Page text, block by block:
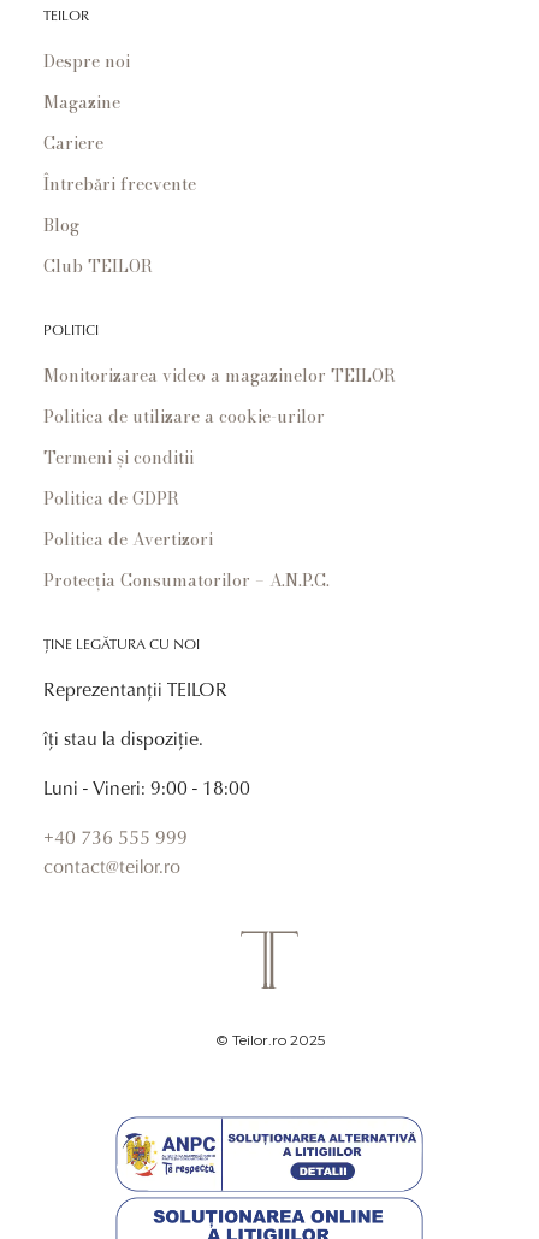
TEILOR
Despre noi
Magazine
Cariere
Întrebări frecvente
Blog
Club TEILOR
POLITICI
Monitorizarea video a magazinelor TEILOR
Politica de utilizare a cookie-urilor
Termeni și conditii
Politica de GDPR
Politica de Avertizori
Protecția Consumatorilor – A.N.P.C.
ȚINE LEGĂTURA CU NOI
Reprezentanții TEILOR
îți stau la dispoziție.
Luni - Vineri: 9:00 - 18:00
+40 736 555 999
contact@teilor.ro
© Teilor.ro 2025